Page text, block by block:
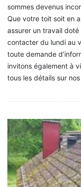
sommes devenus
Que votre toit soit en
assurer un travail doté
contacter du lundi au
toute demande
invitons également à
tous les détails sur